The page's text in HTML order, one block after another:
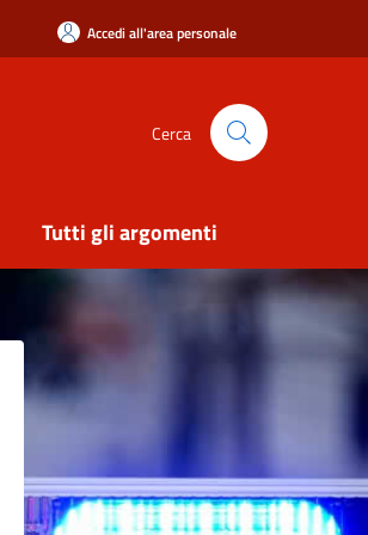
Accedi all'area personale
Cerca
Tutti gli argomenti